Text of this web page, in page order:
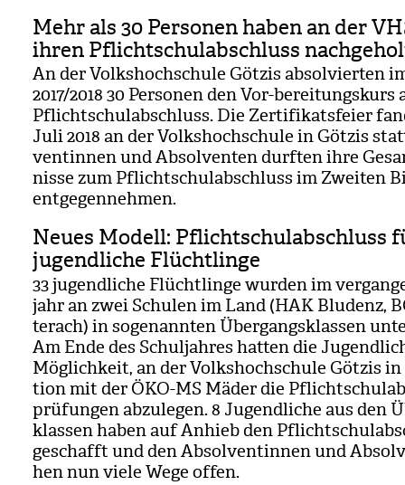
Mehr als 30 Personen haben an der
ihren Pflichtschulabschluss
An der Volks­hoch­schule Göt­zis absol­vier­ten
2017/​2018 30 Per­so­nen den Vor-berei­tungs­kurs
Pflicht­schul­ab­schluss. Die Zer­ti­fi­kats­feier
Juli 2018 an der Volks­hoch­schule in Göt­zis
ven­tin­nen und Absol­ven­ten durf­ten ihre
nisse zum Pflicht­schul­ab­schluss im Zwei­ten
ent­ge­gen­neh­men.
Neues Modell: Pflichtschulabschluss
jugendliche Flüchtlinge
33 jugend­li­che Flücht­linge wur­den im
jahr an zwei Schu­len im Land (HAK Blu­denz,
terach) in soge­nann­ten Über­g­angs­klas­sen
Am Ende des Schul­jah­res hat­ten die
Mög­lich­keit, an der Volks­hoch­schule Göt­zis
tion mit der ÖKO-MS Mäder die
prü­fun­gen abzu­le­gen. 8 Jugend­li­che aus den
klas­sen haben auf Anhieb den
geschafft und den Absol­ven­tin­nen und
hen nun viele Wege offen.